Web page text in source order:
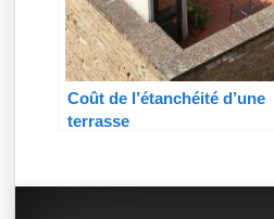
Coût de l’étanchéité d’une
terrasse